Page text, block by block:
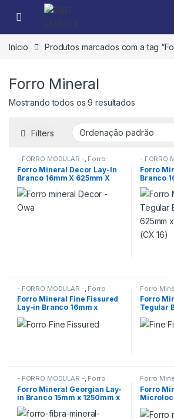
Início Produtos marcados com a tag
Forro Mineral
Mostrando todos os 9 resultados
Filters
- FORRO MODULAR -, Forro
mineral OWA Sonex FORROS
Forro Mineral Decor Lay-In
Branco 16mm X 625mm X
1250 Mm Owa Sonex (CX 8)
- FORRO
Mineral
Forro
Branco
625mm
- FORRO MODULAR -, Forro
Mineral Armstrong FORROS
Forro Mineral Fine Fissured
Lay-in Branco 16mm x
625mm x 1250mm
Armstrong (CX 8)
Forro
Forro
Tegular
625mm x
(CX 16)
- FORRO MODULAR -, Forro
Mineral Armstrong FORROS
Forro Mineral Georgian Lay-
in Branco 15mm x 1250mm x
625mm Armstrong (CX 12)
Forro
Forro
Ceilings